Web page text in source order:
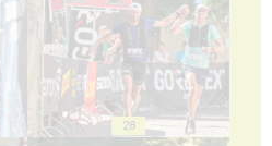
28